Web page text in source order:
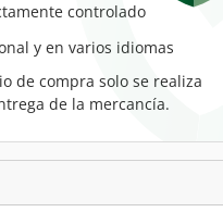
controlado
y en varios idiomas
de compra solo se realiza
de la mercancía.